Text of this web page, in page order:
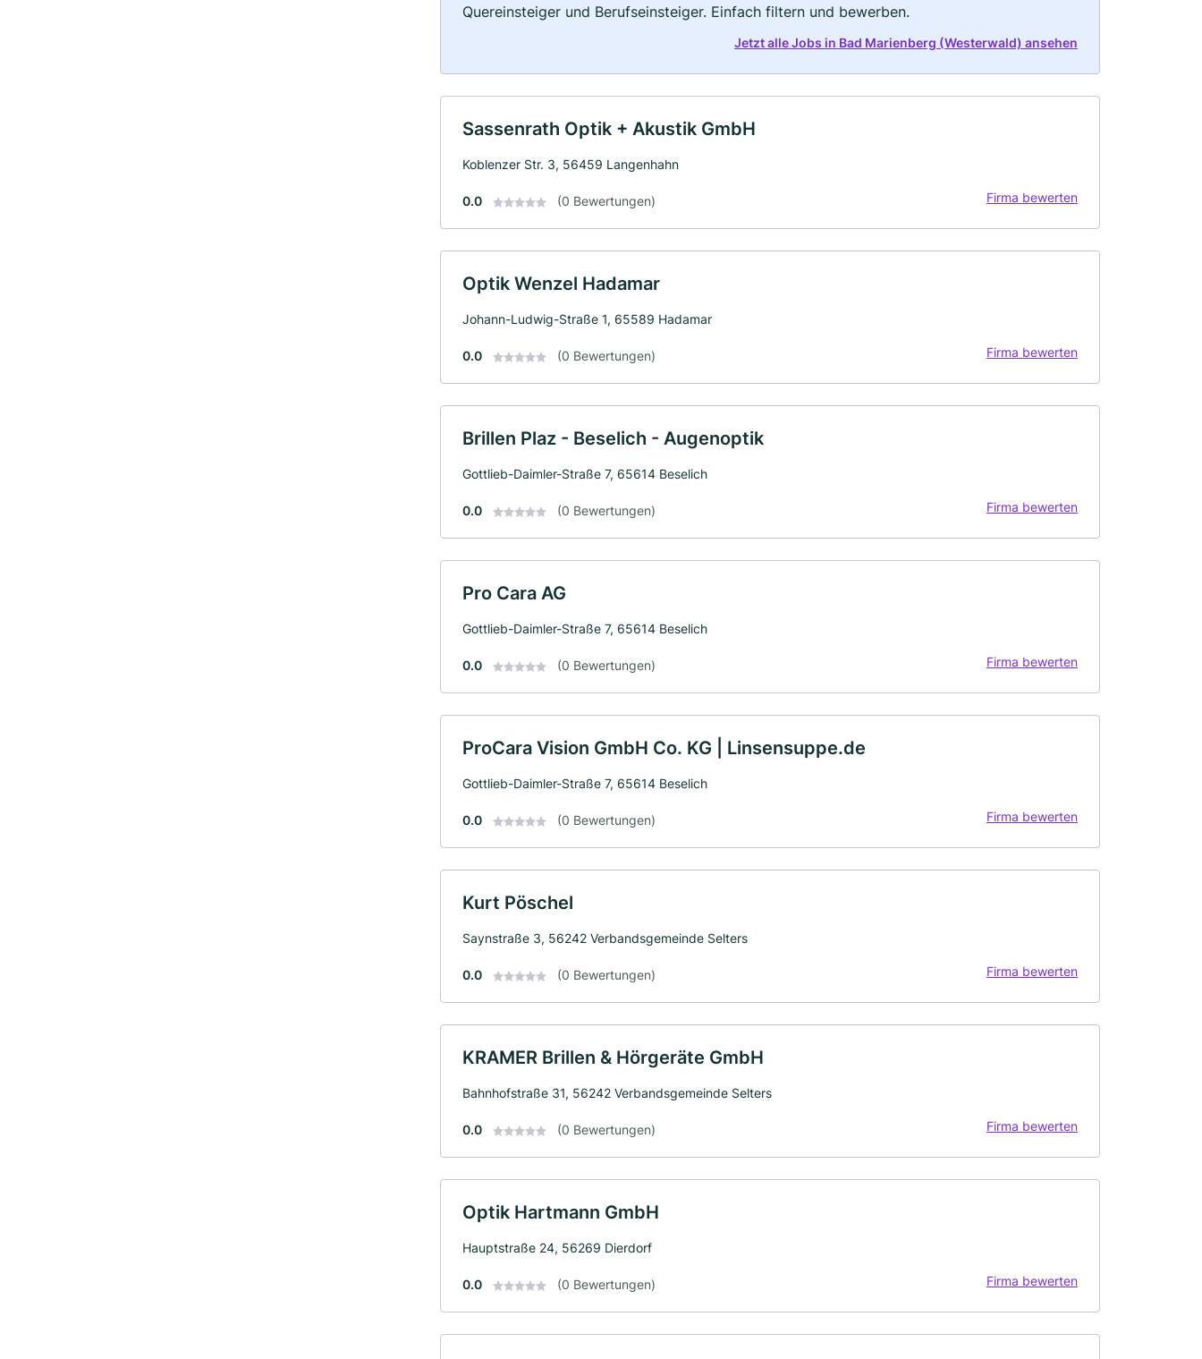
Quereinsteiger und Berufseinsteiger. Einfach filtern und bewerben.
Jetzt alle Jobs in Bad Marienberg (Westerwald) ansehen
Sassenrath Optik + Akustik GmbH
Koblenzer Str. 3, 56459 Langenhahn
0.0 (0 Bewertungen) Firma bewerten
Optik Wenzel Hadamar
Johann-Ludwig-Straße 1, 65589 Hadamar
0.0 (0 Bewertungen) Firma bewerten
Brillen Plaz - Beselich - Augenoptik
Gottlieb-Daimler-Straße 7, 65614 Beselich
0.0 (0 Bewertungen) Firma bewerten
Pro Cara AG
Gottlieb-Daimler-Straße 7, 65614 Beselich
0.0 (0 Bewertungen) Firma bewerten
ProCara Vision GmbH Co. KG | Linsensuppe.de
Gottlieb-Daimler-Straße 7, 65614 Beselich
0.0 (0 Bewertungen) Firma bewerten
Kurt Pöschel
Saynstraße 3, 56242 Verbandsgemeinde Selters
0.0 (0 Bewertungen) Firma bewerten
KRAMER Brillen & Hörgeräte GmbH
Bahnhofstraße 31, 56242 Verbandsgemeinde Selters
0.0 (0 Bewertungen) Firma bewerten
Optik Hartmann GmbH
Hauptstraße 24, 56269 Dierdorf
0.0 (0 Bewertungen) Firma bewerten